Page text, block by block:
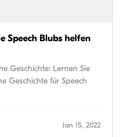
Speech Blubs helfen
Geschichte: Lernen Sie
Geschichte für Speech
Jan 15, 2022